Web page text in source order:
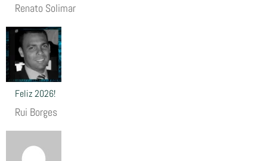
Renato Solimar
Feliz 2026!
Rui Borges